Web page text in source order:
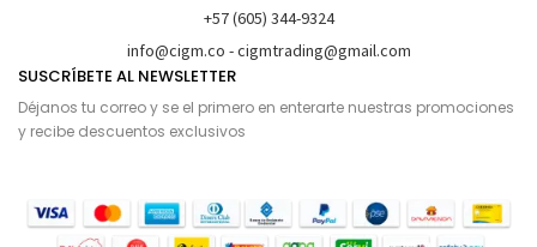
+57 (605) 344-9324
info@cigm.co - cigmtrading@gmail.com
SUSCRÍBETE AL NEWSLETTER
Déjanos tu correo y se el primero en enterarte nuestras promociones
y recibe descuentos exclusivos